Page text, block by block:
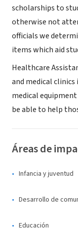
scholarships to
otherwise not
officials we
items which aid
Healthcare
and medical clinics
medical
be able to help
Áreas de
Infancia y juventud
Desarrollo de
Educación